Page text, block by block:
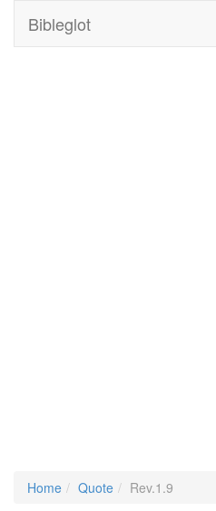
Bibleglot
Home Quote Rev.1.9